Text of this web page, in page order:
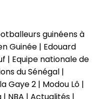
guinéens à
Guinée | Edouard
| Equipe nationale de
du Sénégal |
Gaye 2 | Modou Lô |